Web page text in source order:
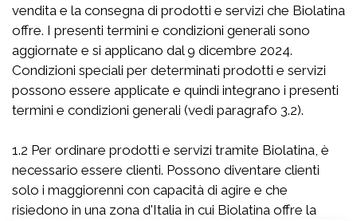
vendita e la consegna di prodotti e servizi che Biolatina
offre. I presenti termini e condizioni generali sono
aggiornate e si applicano dal 9 dicembre 2024.
Condizioni speciali per determinati prodotti e servizi
possono essere applicate e quindi integrano i presenti
termini e condizioni generali (vedi paragrafo 3.2).
1.2 Per ordinare prodotti e servizi tramite Biolatina, è
necessario essere clienti. Possono diventare clienti
solo i maggiorenni con capacità di agire e che
risiedono in una zona d'Italia in cui Biolatina offre la